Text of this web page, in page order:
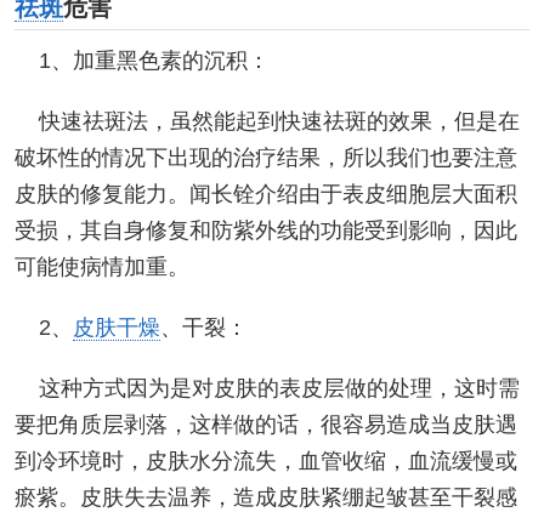
祛斑危害
1、加重黑色素的沉积：
快速祛斑法，虽然能起到快速祛斑的效果，但是在
破坏性的情况下出现的治疗结果，所以我们也要注意
皮肤的修复能力。闻长铨介绍由于表皮细胞层大面积
受损，其自身修复和防紫外线的功能受到影响，因此
可能使病情加重。
2、 皮肤干燥、干裂：
这种方式因为是对皮肤的表皮层做的处理，这时需
要把角质层剥落，这样做的话，很容易造成当皮肤遇
到冷环境时，皮肤水分流失，血管收缩，血流缓慢或
瘀紫。皮肤失去温养，造成皮肤紧绷起皱甚至干裂感